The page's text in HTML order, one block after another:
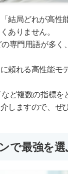
結局どれが高
ありません。
専門用語が多く
頼れる高性能モ
ど複数の指標を
しますので、ぜ
で最強を